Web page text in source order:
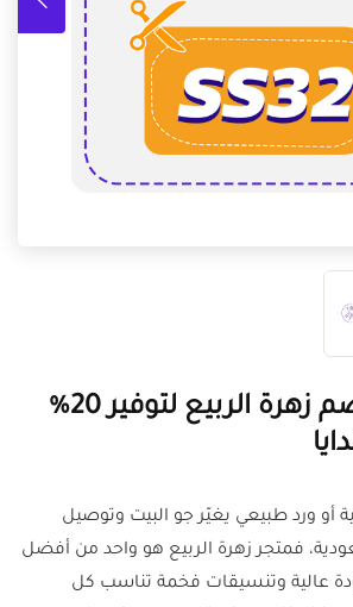
أفضل كود خصم زهرة الربيع لتوفير 20%
أو ورد طبيعي يغيّر جو البيت وتوصيل
فمتجر زهرة الربيع هو واحد من أفضل
عالية وتنسيقات فخمة تناسب كل